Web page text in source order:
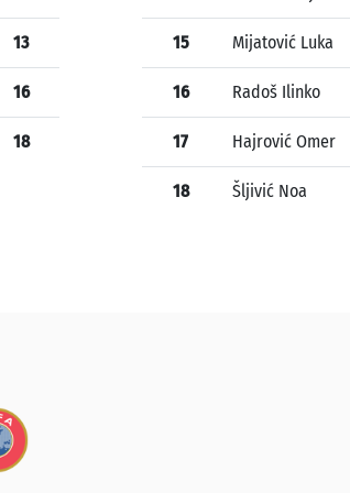
13
16
18
15 Mijatović Luka
16 Radoš Ilinko
17 Hajrović Omer
18 Šljivić Noa